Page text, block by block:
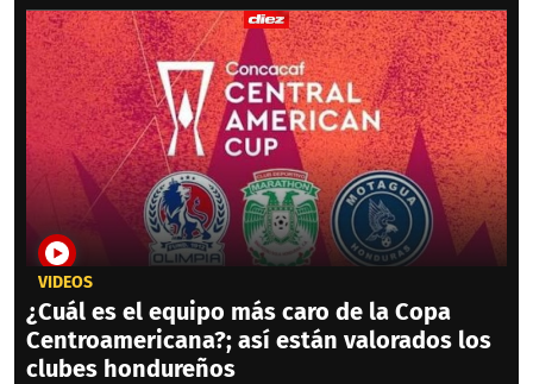
VIDEOS
¿Cuál es el equipo más caro de la Copa
Centroamericana?; así están valorados los
clubes hondureños